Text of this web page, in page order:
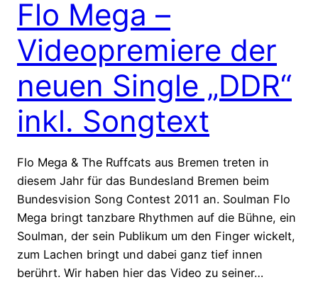
Flo Mega –
Videopremiere der
neuen Single „DDR“
inkl. Songtext
Flo Mega & The Ruffcats aus Bremen treten in
diesem Jahr für das Bundesland Bremen beim
Bundesvision Song Contest 2011 an. Soulman Flo
Mega bringt tanzbare Rhythmen auf die Bühne, ein
Soulman, der sein Publikum um den Finger wickelt,
zum Lachen bringt und dabei ganz tief innen
berührt. Wir haben hier das Video zu seiner…